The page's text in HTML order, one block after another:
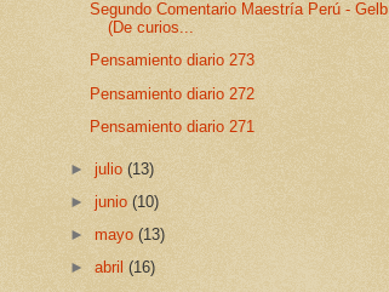
Segundo Comentario Maestría Perú - Gelb
(De curios...
Pensamiento diario 273
Pensamiento diario 272
Pensamiento diario 271
►julio(13)
►junio(10)
►mayo(13)
►abril(16)